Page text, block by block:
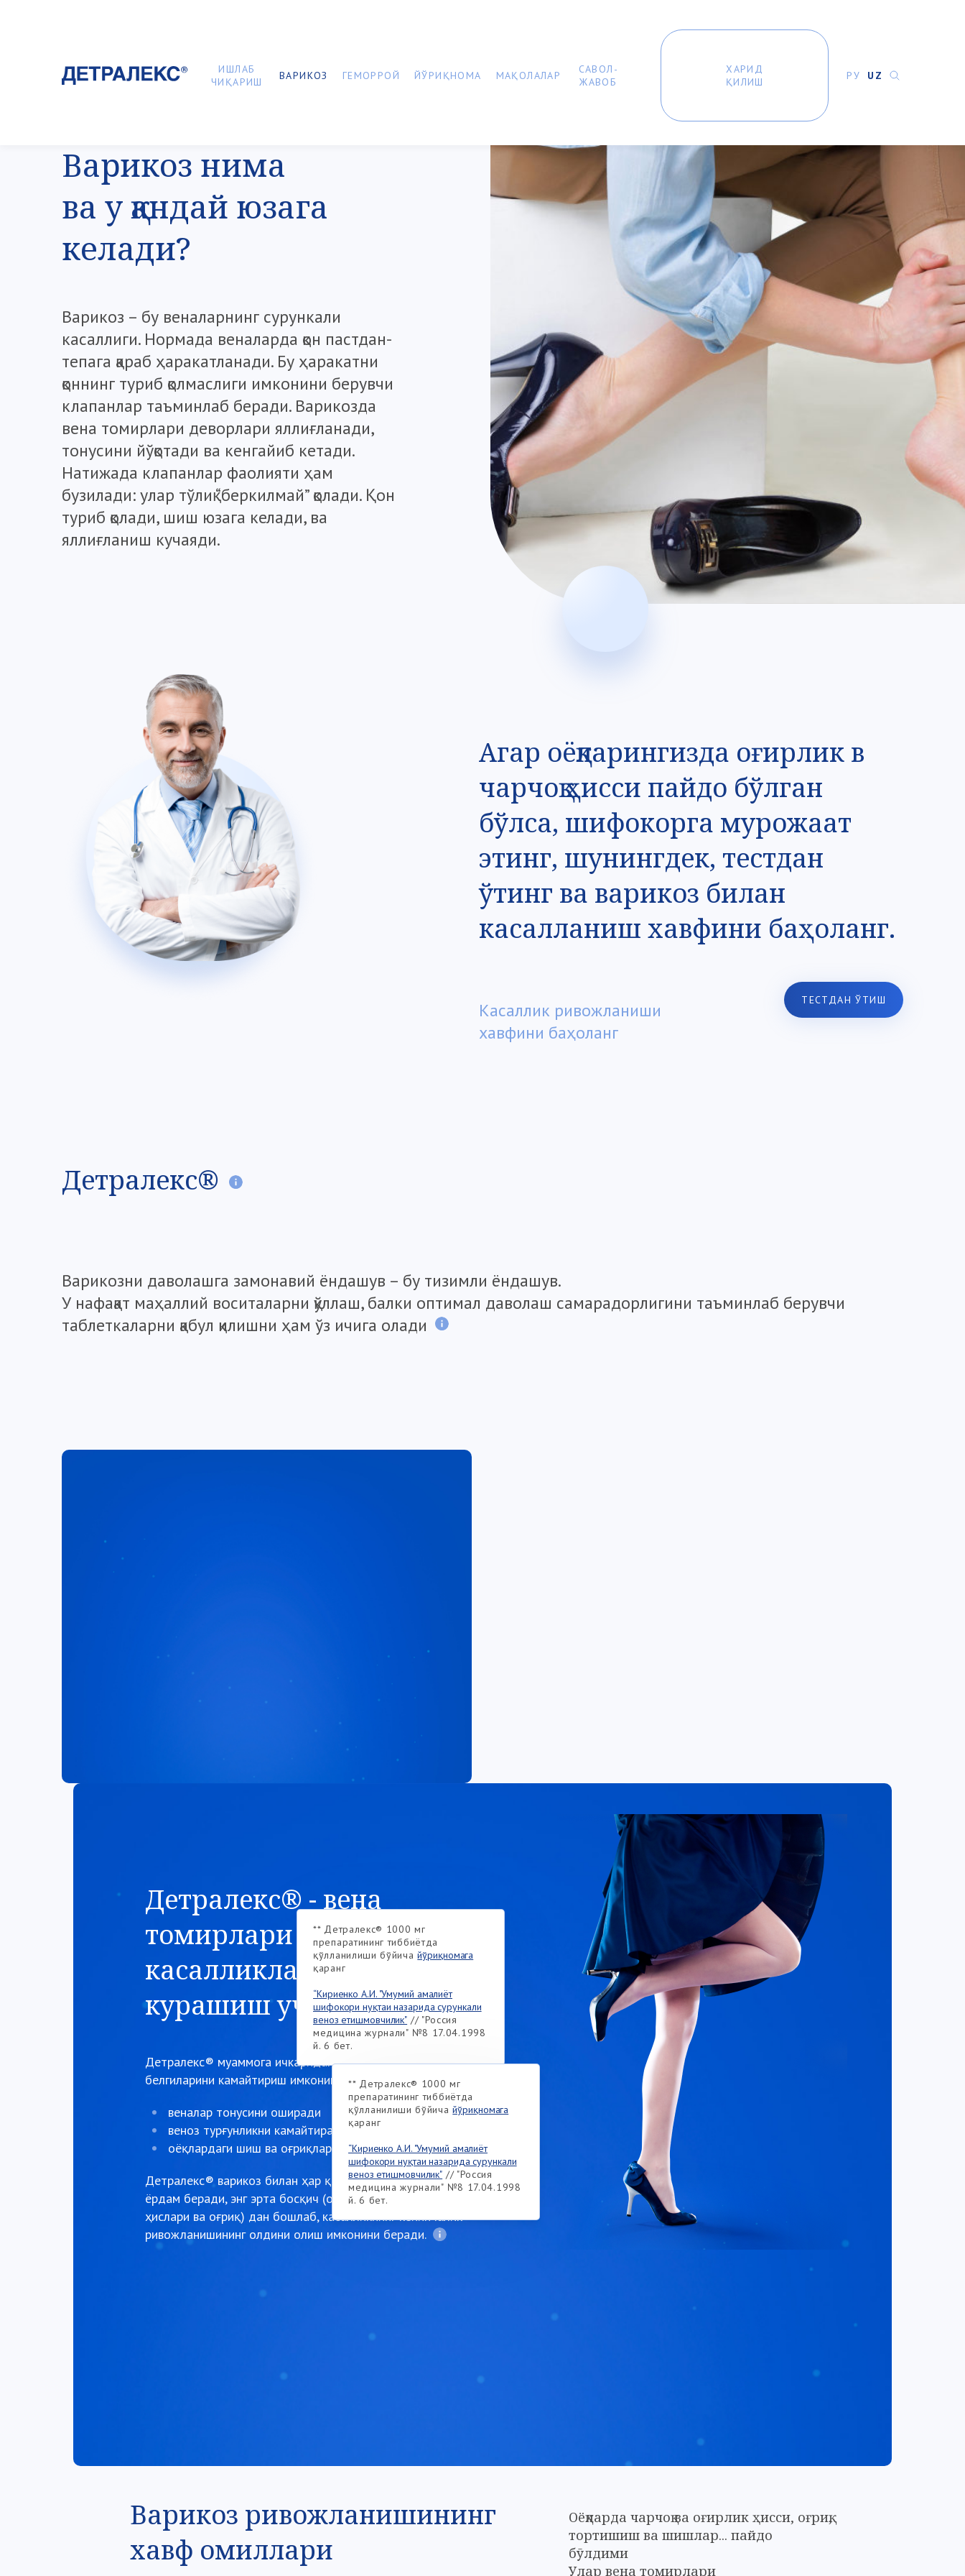
ИШЛАБ
ЧИҚАРИШ
ВАРИКОЗ ГЕМОРРОЙ ЙЎРИҚНОМА МАҚОЛАЛАР
САВОЛ-
ЖАВОБ
ХАРИД
ҚИЛИШ
РУ UZ
Варикоз нима
ва у қандай юзага
келади?
Варикоз – бу веналарнинг сурункали
касаллиги. Нормада веналарда қон пастдан-
тепага қараб ҳаракатланади. Бу ҳаракатни
қоннинг туриб қолмаслиги имконини берувчи
клапанлар таъминлаб беради. Варикозда
вена томирлари деворлари яллиғланади,
тонусини йўқотади ва кенгайиб кетади.
Натижада клапанлар фаолияти ҳам
бузилади: улар тўлиқ “беркилмай” қолади. Қон
туриб қолади, шиш юзага келади, ва
яллиғланиш кучаяди.
Агар оёқларингизда оғирлик в
чарчоқ ҳисси пайдо бўлган
бўлса, шифокорга мурожаат
этинг, шунингдек, тестдан
ўтинг ва варикоз билан
касалланиш хавфини баҳоланг.
Касаллик ривожланиши
хавфини баҳоланг
ТЕСТДАН ЎТИШ
Детралекс®
Варикозни даволашга замонавий ёндашув – бу тизимли ёндашув.
У нафақат маҳаллий воситаларни қўллаш, балки оптимал даволаш самарадорлигини таъминлаб берувчи
таблеткаларни қабул қилишни ҳам ўз ичига олади
Детралекс® - вена
томирлари
касалликлари билан
курашиш учун!
Детралекс® муаммога ичкаридан таъсир қилган ҳолда, варикоз
белгиларини камайтириш имконини беради:
** Детралекс® 1000 мг
препаратининг тиббиётда
қўлланилиши бўйичайўриқномага
қаранг
“Кириенко А.И. "Умумий амалиёт
шифокори нуқтаи назарида сурункали
веноз етишмовчилик" // "Россия
медицина журнали" №8 17.04.1998
й. 6 бет.
веналар тонусини оширади
веноз турғунликни камайтиради
оёқлардаги шиш ва оғриқларни камайтиришда кўмак беради
Детралекс® варикоз билан ҳар қандай босқичда курашишга
ёрдам беради, энг эрта босқич (оёқлардаги чарчоқ, оғирлик
ҳислари ва оғриқ) дан бошлаб, касалликнинг кейинчалик
ривожланишининг олдини олиш имконини беради.
** Детралекс® 1000 мг
препаратининг тиббиётда
қўлланилиши бўйичайўриқномага
қаранг
“Кириенко А.И. "Умумий амалиёт
шифокори нуқтаи назарида сурункали
веноз етишмовчилик" // "Россия
медицина журнали" №8 17.04.1998
й. 6 бет.
Варикоз ривожланишининг
хавф омиллари
Оёқларда чарчоқ ва оғирлик ҳисси, оғриқ,
тортишиш ва шишлар... пайдо
бўлдими
Улар вена томирлари